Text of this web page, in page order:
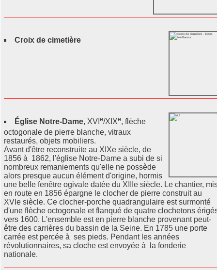
Croix de cimetière
Église Notre-Dame, XVI e/XIXe, flèche
octogonale de pierre blanche, vitraux
restaurés, objets mobiliers.
Avant d'être reconstruite au XIXe siècle, de
1856 à 1862, l'église Notre-Dame a subi de si
nombreux remaniements qu'elle ne possède
alors presque aucun élément d'origine, hormis
une belle fenêtre ogivale datée du XIIIe siècle. Le chantier,
en route en 1856 épargne le clocher de pierre construit au
XVIe siècle. Ce clocher-porche quadrangulaire est surmonté
d'une flèche octogonale et flanqué de quatre clochetons
vers 1600. L'ensemble est en pierre blanche provenant peut-
être des carrières du bassin de la Seine. En 1785 une porte
carrée est percée à ses pieds. Pendant les années
révolutionnaires, sa cloche est envoyée à la fonderie
nationale.